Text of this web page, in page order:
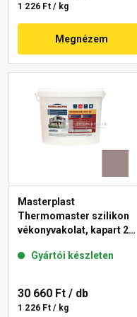
1 226 Ft / kg
Megnézem
Masterplast
Thermomaster szilikon
vékonyvakolat, kapart 2
Gyártói készleten
30 660 Ft / db
1 226 Ft / kg